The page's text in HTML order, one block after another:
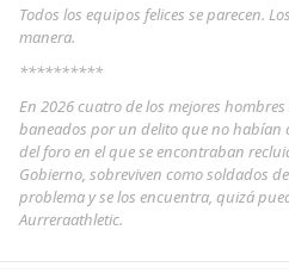
Todos los equipos felices se parecen.
manera.
**********
En 2026 cuatro de los mejores
baneados por un delito que no habían
del foro en el que se encontraban
Gobierno, sobreviven como soldados
problema y se los encuentra, quizá
Aurreraathletic.